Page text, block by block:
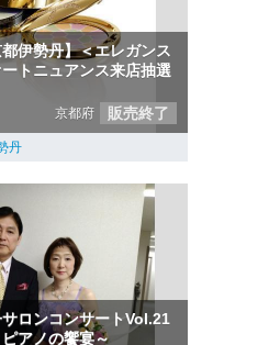
都伊勢丹】＜エレガンス
トニュアンス来店抽選
京都府 販売終了
丹
ロンコンサートVol.21
アノの饗宴～